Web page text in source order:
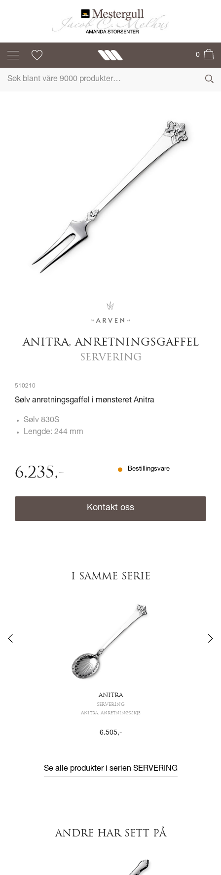
0
ANITRA, ANRETNINGSGAFFEL
SERVERING
510210
Sølv anretningsgaffel i mønsteret Anitra
Sølv 830S
Lengde: 244 mm
6.235,- Bestillingsvare
Kontakt oss
I SAMME SERIE
ANITRA
SERVERING
Anitra, Anretningsskje
6.505,-
Se alle produkter i serien SERVERING
ANDRE HAR SETT PÅ
ANITRA